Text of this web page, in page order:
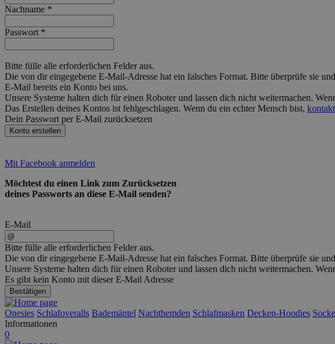
Nachname *
Passwort *
Bitte fülle alle erforderlichen Felder aus.
Die von dir eingegebene E-Mail-Adresse hat ein falsches Format. Bitte überprüfe sie
E-Mail bereits ein Konto bei uns.
Unsere Systeme halten dich für einen Roboter und lassen dich nicht weitermachen.
Das Erstellen deines Kontos ist fehlgeschlagen. Wenn du ein echter Mensch bist,
Dein Passwort per E-Mail zurücksetzen
Konto erstellen
Mit Facebook anmelden
Möchtest du einen Link zum Zurücksetzen
deines Passworts an diese E-Mail senden?
E-Mail
Bitte fülle alle erforderlichen Felder aus.
Die von dir eingegebene E-Mail-Adresse hat ein falsches Format. Bitte überprüfe sie
Unsere Systeme halten dich für einen Roboter und lassen dich nicht weitermachen.
Es gibt kein Konto mit dieser E-Mail Adresse
Bestätigen
Onesies Schlafoveralls Bademäntel Nachthemden Schlafmasken Decken-Hoodies
Informationen
0